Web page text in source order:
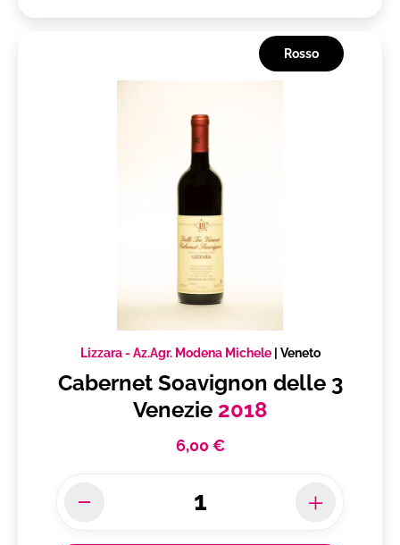
Rosso
Lizzara - Az.Agr. Modena Michele| Veneto
Cabernet Soavignon delle 3
Venezie 2018
6,00 €